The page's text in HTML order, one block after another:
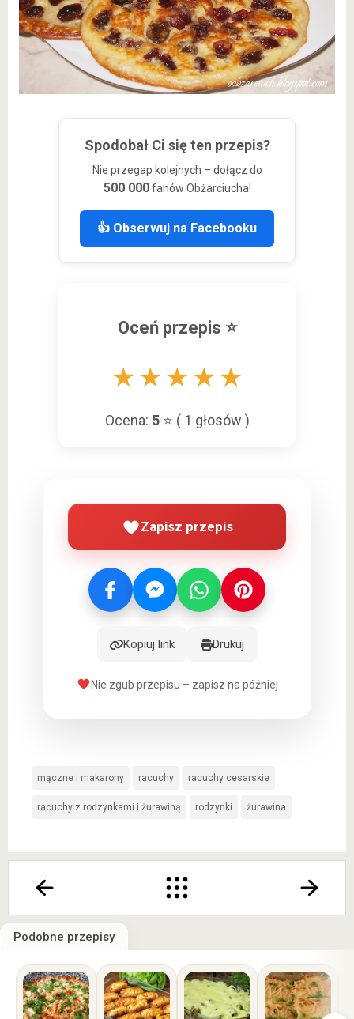
Spodobał Ci się ten przepis?
Nie przegap kolejnych – dołącz do
500 000fanów Obżarciucha!
👍 Obserwuj na Facebooku
Oceń przepis ⭐
★ ★ ★ ★ ★
Ocena: 5⭐ ( 1 głosów )
Zapisz przepis
Kopiuj link Drukuj
Nie zgub przepisu – zapisz na później
mączne i makarony racuchy racuchy cesarskie
racuchy z rodzynkami i żurawiną rodzynki żurawina
Podobne przepisy